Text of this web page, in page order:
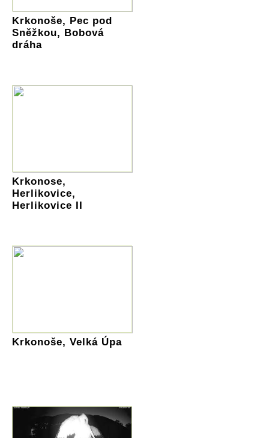
Krkonoše, Pec pod
Sněžkou, Bobová
dráha
Krkonose,
Herlikovice,
Herlikovice II
Krkonoše, Velká Úpa